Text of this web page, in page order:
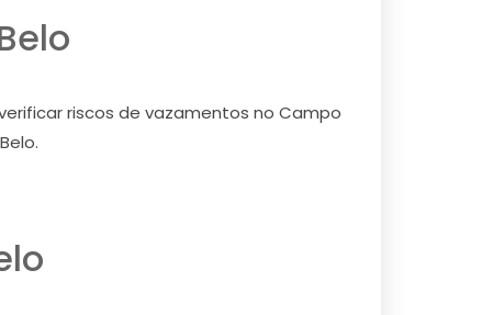
riscos de vazamentos no Campo